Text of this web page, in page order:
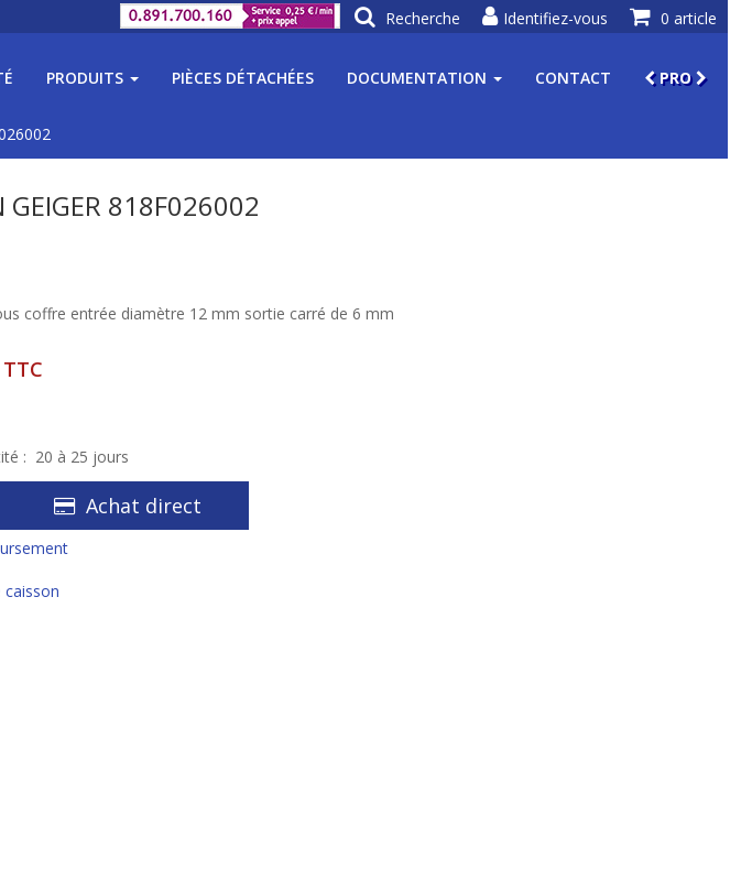
PRODUITS PIÈCES DÉTACHÉES DOCUMENTATION CONTACT PRO
GEIGER 818F026002
coffre entrée diamètre 12 mm sortie carré de 6 mm
: 20 à 25 jours
Achat direct
caisson
0 article
Identifiez-vous
Recherche